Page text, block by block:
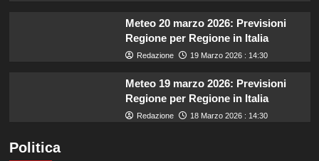
Meteo 20 marzo 2026: Previsioni
Regione per Regione in Italia
Redazione 19 Marzo 2026 : 14:30
Meteo 19 marzo 2026: Previsioni
Regione per Regione in Italia
Redazione 18 Marzo 2026 : 14:30
Politica